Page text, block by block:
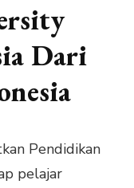
Dari